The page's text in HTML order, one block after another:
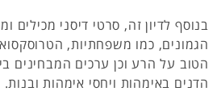
בנוסף לדיון זה, סרטי דיסני מכילים
הגמונים, כמו משפחתיות,
הטוב על הרע וכן ערכים המבחינים
הדנים באימהות ויחסי אימהות ובנות.